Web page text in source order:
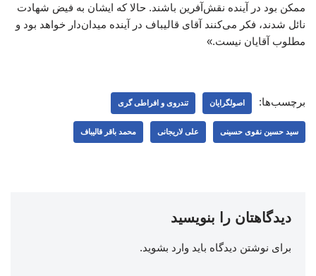
ممکن بود در آینده نقش‌آفرین باشند. حالا که ایشان به فیض شهادت
نائل شدند، فکر می‌کنند آقای قالیباف در آینده میدان‌دار خواهد بود و
مطلوب آقایان نیست.»
برچسب‌ها: اصولگرایان تندروی و افراطی گری
سید حسین نقوی حسینی علی لاریجانی محمد باقر قالیباف
دیدگاهتان را بنویسید
برای نوشتن دیدگاه باید وارد بشوید.